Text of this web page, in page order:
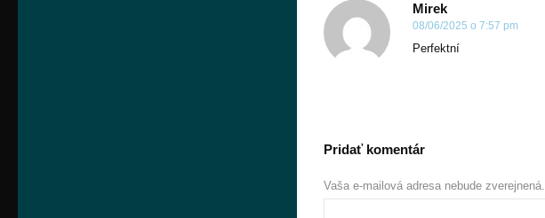
Mirek
08/06/2025 o 7:57 pm
Perfektní
Pridať komentár
Vaša e-mailová adresa nebude zverejnená.